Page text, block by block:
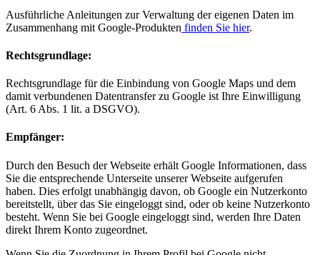
Ausführliche Anleitungen zur Verwaltung der eigenen Daten im
Zusammenhang mit Google-Produkten finden Sie hier.
Rechtsgrundlage:
Rechtsgrundlage für die Einbindung von Google Maps und dem
damit verbundenen Datentransfer zu Google ist Ihre Einwilligung
(Art. 6 Abs. 1 lit. a DSGVO).
Empfänger:
Durch den Besuch der Webseite erhält Google Informationen, dass
Sie die entsprechende Unterseite unserer Webseite aufgerufen
haben. Dies erfolgt unabhängig davon, ob Google ein Nutzerkonto
bereitstellt, über das Sie eingeloggt sind, oder ob keine Nutzerkonto
besteht. Wenn Sie bei Google eingeloggt sind, werden Ihre Daten
direkt Ihrem Konto zugeordnet.